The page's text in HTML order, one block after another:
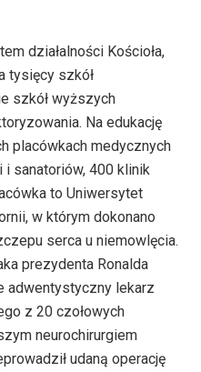
działalności Kościoła,
tysięcy szkół
szkół wyższych
Na edukację
placówkach medycznych
sanatoriów, 400 klinik
to Uniwersytet
w którym dokonano
serca u niemowlęcia.
prezydenta Ronalda
adwentystyczny lekarz
z 20 czołowych
neurochirurgiem
udaną operację